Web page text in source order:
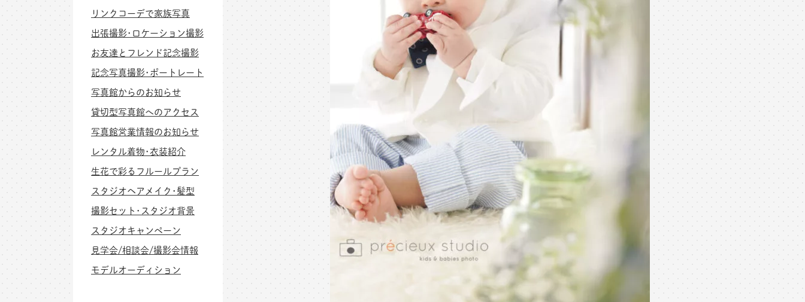
リンクコーデで家族写真
出張撮影･ロケーション撮影
お友達とフレンド記念撮影
記念写真撮影･ポートレート
写真館からのお知らせ
貸切型写真館へのアクセス
写真館営業情報のお知らせ
レンタル着物･衣装紹介
生花で彩るフルールプラン
スタジオヘアメイク･髪型
撮影セット･スタジオ背景
スタジオキャンペーン
見学会/相談会/撮影会情報
モデルオーディション